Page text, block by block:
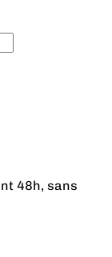
48h, sans